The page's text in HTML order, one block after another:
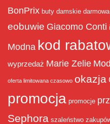
BonPrix buty damskie
eobuwie Giacomo Conti
Modna kod
wyprzedaż Marie Zelie
oferta limitowana czasowo okazja
promocja promocje
Sephora szaleństwo